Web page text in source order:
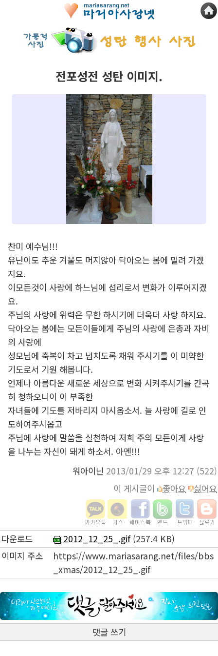
전포성전 성탄 이미지.
찬미 예수님!!!
유난이도 추운 겨울도 머지않아 닥아오는 봄에 밀려 가겠
지요.
이모든것이 사랑에 하느님에 섭리로서 변화가 이루어지겠
요.
주님의 사랑에 위력은 무한 하시기에 더욱더 사랑 하지요.
닥아오는 봄에는 모든이들에게 주님의 사랑에 은총과 자비
의 사랑에
성모님에 축복이 차고 넘치도록 채워 주시기를 이 미약한
기도로서 기원 해봅니다.
언제나 아름다운 새로운 세상으로 변화 시켜주시기를 간곡
히 청하오니이 이 부족한
자녀들에 기도를 저바리지 마시옵소서. 늘 사랑에 길로 인
도하여주시옵고
주님에 사랑에 말씀을 실천하여 저희 주의 모든이게 사랑
을 나누는 자신이 돼게 하소서. 아멘!!!
워아이닌 2013/01/29 오후 12:27 (522)
이 게시글이
좋아요 싫어요
다운로드 2012_12_25_.gif(257.4 KB)
이미지 주소
https://www.mariasarang.net/files/bbs
_xmas/2012_12_25_.gif
댓글 쓰기